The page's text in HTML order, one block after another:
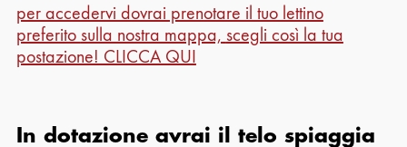
per accedervi dovrai prenotare il tuo lettino
preferito sulla nostra mappa, scegli così la tua
postazione! CLICCA QUI
In dotazione avrai il telo spiaggia